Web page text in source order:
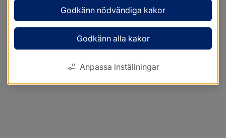
Godkänn nödvändiga kakor
Godkänn alla kakor
Anpassa inställningar